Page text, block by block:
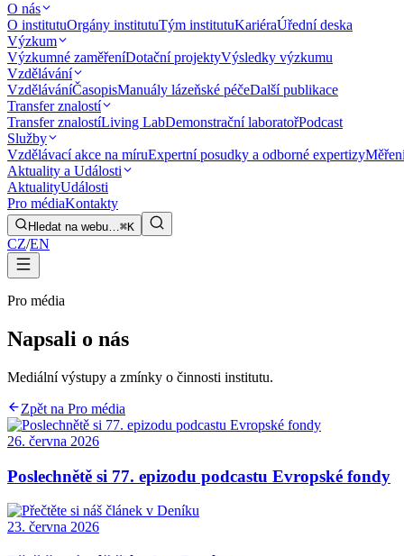
O nás
O institutuOrgány institutuTým institutuKariéraÚřední deska
Výzkum
Výzkumné zaměřeníDotační projektyVýsledky výzkumu
Vzdělávání
VzděláváníČasopisManuály lázeňské péčeDalší publikace
Transfer znalostí
Transfer znalostíLiving LabDemonstrační laboratořPodcast
Služby
Vzdělávací akce na míruExpertní posudky a odborné expertizy
Aktuality a Události
AktualityUdálosti
Pro médiaKontakty
Hledat na webu…⌘K
CZ/EN
Pro média
Napsali o nás
Mediální výstupy a zmínky o činnosti institutu.
Zpět na Pro média
26. června 2026
Poslechnětě si 77. epizodu podcastu Evropské fondy
23. června 2026